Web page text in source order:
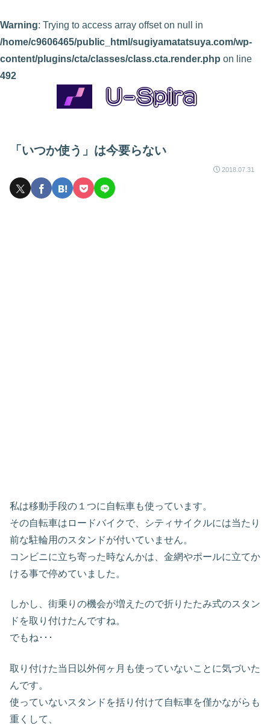
Warning: Trying to access array offset on null in
/home/c9606465/public_html/sugiyamatatsuya.com/wp-
content/plugins/cta/classes/class.cta.render.php on line
492
「いつか使う」は今要らない
2018.07.31
私は移動手段の１つに自転車も使っています。
その自転車はロードバイクで、シティサイクルには当たり
前な駐輪用のスタンドが付いていません。
コンビニに立ち寄った時なんかは、金網やポールに立てか
ける事で停めていました。
しかし、街乗りの機会が増えたので折りたたみ式のスタン
ドを取り付けたんですね。
でもね･･･
取り付けた当日以外何ヶ月も使っていないことに気づいた
んです。
使っていないスタンドを括り付けて自転車を僅かながらも
重くして、